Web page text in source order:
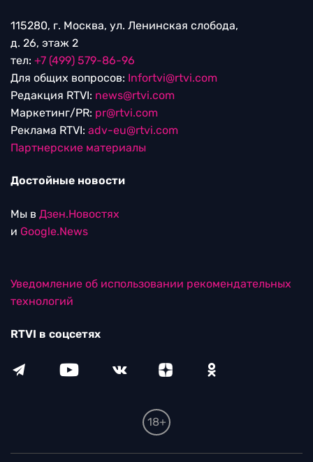
115280, г. Москва, ул. Ленинская слобода,
д. 26, этаж 2
тел: +7 (499) 579-86-96
Для общих вопросов: Infortvi@rtvi.com
Редакция RTVI: news@rtvi.com
Маркетинг/PR: pr@rtvi.com
Реклама RTVI: adv-eu@rtvi.com
Партнерские материалы
Достойные новости
Мы в Дзен.Новостях
и Google.News
Уведомление об использовании рекомендательных
технологий
RTVI в соцсетях
18+